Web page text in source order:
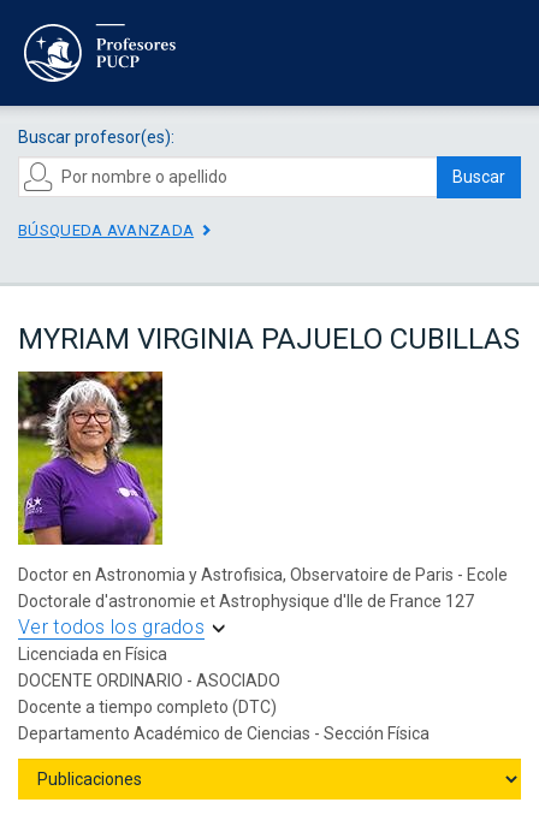
Buscar profesor(es):
Buscar
BÚSQUEDA AVANZADA
MYRIAM VIRGINIA PAJUELO CUBILLAS
Doctor en Astronomia y Astrofisica, Observatoire de Paris - Ecole
Doctorale d'astronomie et Astrophysique d'Ile de France 127
Ver todos los grados
Licenciada en Física
DOCENTE ORDINARIO - ASOCIADO
Docente a tiempo completo (DTC)
Departamento Académico de Ciencias - Sección Física